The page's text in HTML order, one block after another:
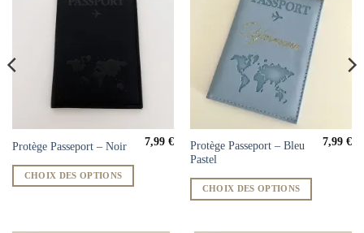
Protège Passeport – Noir 7,99€
CHOIX DES OPTIONS
Protège Passeport – Bleu
Pastel
7,99€
CHOIX DES OPTIONS